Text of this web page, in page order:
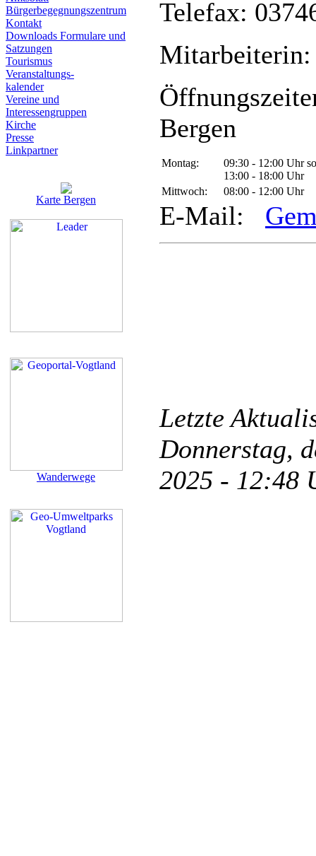
Bürgerbegegnungszentrum
Kontakt
Downloads Formulare und
Satzungen
Tourismus
Veranstaltungs-
kalender
Vereine und
Interessen­gruppen
Kirche
Presse
Linkpartner
Karte Bergen
Wanderwege
Telefax:
Mitarbeiterin:
Bergen
Montag:
09:30 - 12:00 Uhr
13:00 - 18:00 Uhr
Mittwoch:
08:00 - 12:00 Uhr
E-Mail:
Letzte
Donnerstag,
2025 -